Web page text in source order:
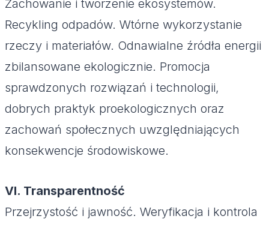
Zachowanie i tworzenie ekosystemów.
Recykling odpadów. Wtórne wykorzystanie
rzeczy i materiałów. Odnawialne źródła energii
zbilansowane ekologicznie. Promocja
sprawdzonych rozwiązań i technologii,
dobrych praktyk proekologicznych oraz
zachowań społecznych uwzględniających
konsekwencje środowiskowe.
VI. Transparentność
Przejrzystość i jawność. Weryfikacja i kontrola